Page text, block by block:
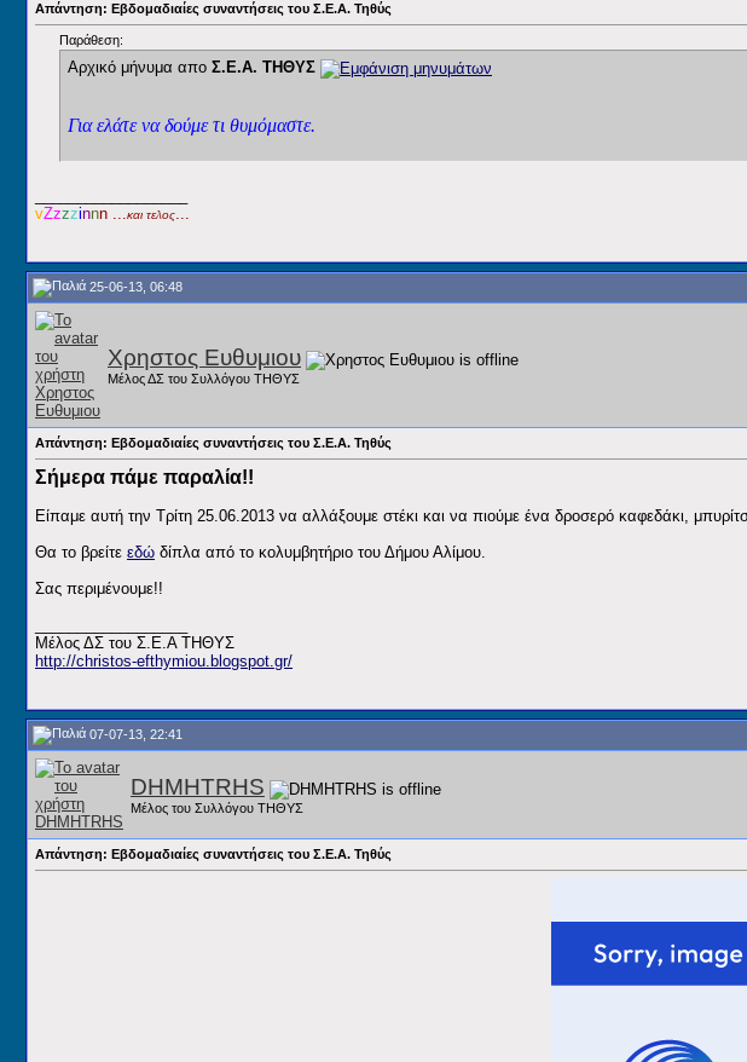
Απάντηση: Εβδομαδιαίες συναντήσεις του Σ.Ε.Α. Τηθύς
Παράθεση:
Αρχικό μήνυμα απο Σ.Ε.Α. ΤΗΘΥΣ
Για ελάτε να δούμε τι θυμόμαστε.
vΖzzzinnn ...και τελος...
25-06-13, 06:48
Χρηστος Ευθυμιου
Μέλος ΔΣ του Συλλόγου ΤΗΘΥΣ
Απάντηση: Εβδομαδιαίες συναντήσεις του Σ.Ε.Α. Τηθύς
Σήμερα πάμε παραλία!!
Είπαμε αυτή την Τρίτη 25.06.2013 να αλλάξουμε στέκι και να πιούμε ένα δροσερό καφεδάκι,
Θα το βρείτε εδώ δίπλα από το κολυμβητήριο του Δήμου Αλίμου.
Σας περιμένουμε!!
Μέλος ΔΣ του Σ.Ε.Α ΤΗΘΥΣ
http://christos-efthymiou.blogspot.gr/
07-07-13, 22:41
DHMHTRHS
Μέλος του Συλλόγου ΤΗΘΥΣ
Απάντηση: Εβδομαδιαίες συναντήσεις του Σ.Ε.Α. Τηθύς